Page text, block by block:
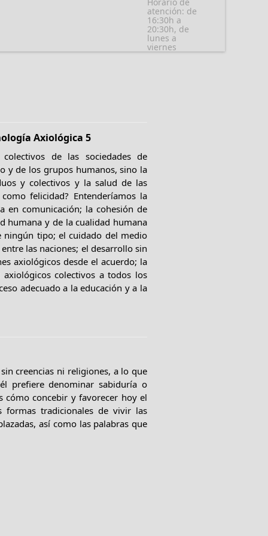
Axiológica 5
de las sociedades de
y de los grupos humanos, sino la
y colectivos y la salud de las
felicidad? Entenderíamos la
en comunicación; la cohesión de
humana y de la cualidad humana
ningún tipo; el cuidado del medio
las naciones; el desarrollo sin
axiológicos desde el acuerdo; la
colectivos a todos los
adecuado a la educación y a la
creencias ni religiones, a lo que
prefiere denominar sabiduría o
cómo concebir y favorecer hoy el
tradicionales de vivir las
así como las palabras que
atención: de
16:30h a
20:30h, de
lunes a
viernes